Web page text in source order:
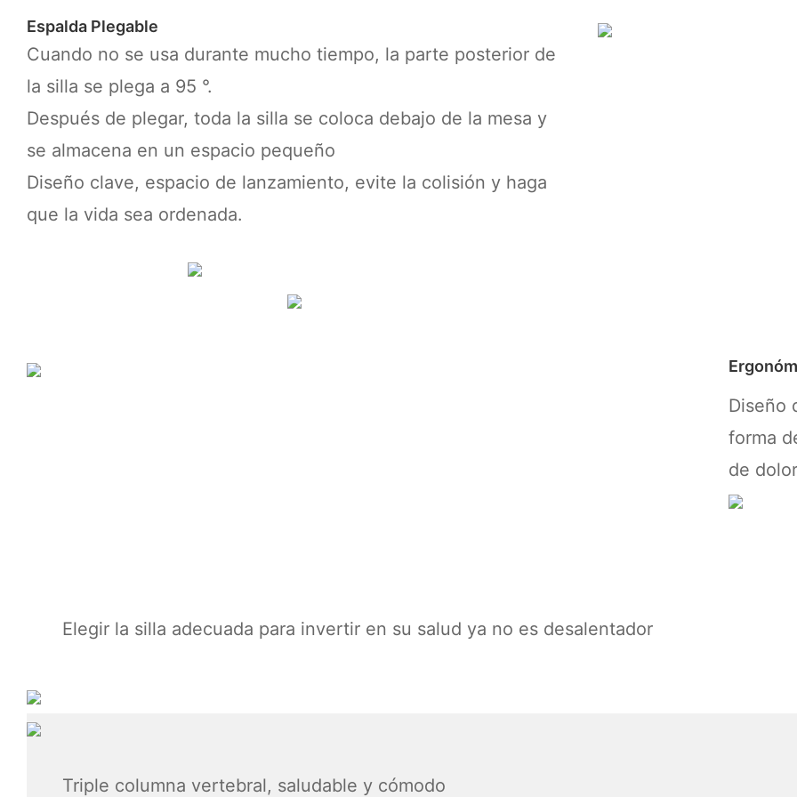
Espalda Plegable
Cuando no se usa durante mucho tiempo, la parte posterior de
la silla se plega a 95 °.
Después de plegar, toda la silla se coloca debajo de la mesa y
se almacena en un espacio pequeño
Diseño clave, espacio de lanzamiento, evite la colisión y haga
que la vida sea ordenada.
Diseño
forma
de
Elegir la silla adecuada para invertir en su salud ya no es desalentador
Triple columna vertebral, saludable y cómodo